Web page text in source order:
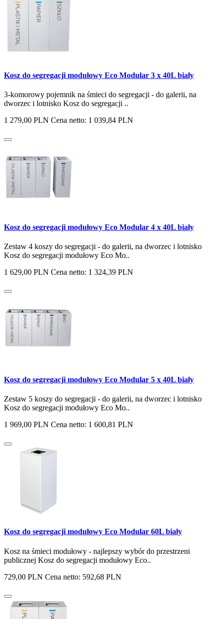
Kosz do segregacji modułowy Eco Modular 3 x 40L biały
3-komorowy pojemnik na śmieci do segregacji - do galerii, na
dworzec i lotnisko Kosz do segregacji ..
1 279,00 PLN Cena netto: 1 039,84 PLN
Kosz do segregacji modułowy Eco Modular 4 x 40L biały
Zestaw 4 koszy do segregacji - do galerii, na dworzec i lotnisko
Kosz do segregacji modułowy Eco Mo..
1 629,00 PLN Cena netto: 1 324,39 PLN
Kosz do segregacji modułowy Eco Modular 5 x 40L biały
Zestaw 5 koszy do segregacji - do galerii, na dworzec i lotnisko
Kosz do segregacji modułowy Eco Mo..
1 969,00 PLN Cena netto: 1 600,81 PLN
Kosz do segregacji modułowy Eco Modular 60L biały
Kosz na śmieci modułowy - najlepszy wybór do przestrzeni
publicznej Kosz do segregacji modułowy Eco..
729,00 PLN Cena netto: 592,68 PLN